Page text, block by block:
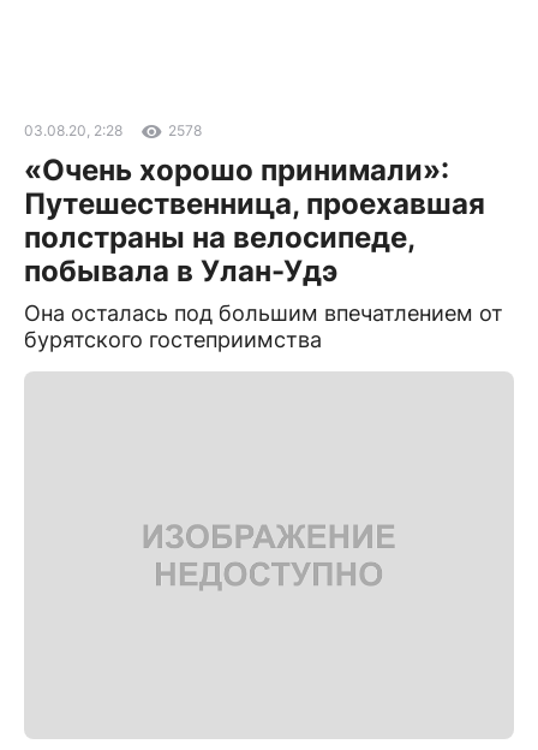
03.08.20, 2:28 2578
«Очень хорошо принимали»:
Путешественница, проехавшая
полстраны на велосипеде,
побывала в Улан-Удэ
Она осталась под большим впечатлением от
бурятского гостеприимства